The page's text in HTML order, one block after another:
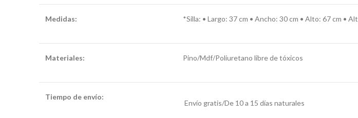
Medidas: *Silla: • Largo: 37 cm • Ancho: 30 cm • Alto: 67 cm •
Materiales: Pino/Mdf/Poliuretano libre de tóxicos
Tiempo de envío:
Envío gratis/De 10 a 15 días naturales